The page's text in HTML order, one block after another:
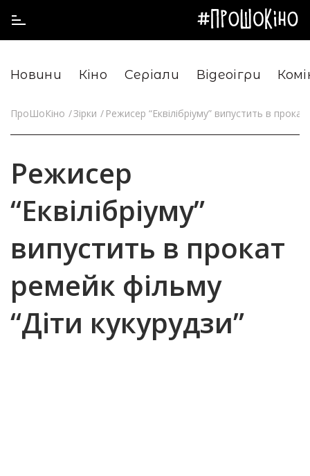
Новини Кіно Серіали Відеоігри
ПроШоКіно Зірки Режисер “Еквілібріуму” випустить в
Режисер
“Еквілібріуму”
випустить в прокат
ремейк фільму
“Діти кукурудзи”